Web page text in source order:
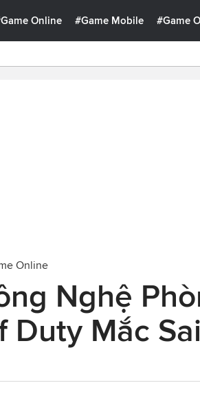
Online #Game Mobile #Game
Online
Nghệ
Duty Mắc